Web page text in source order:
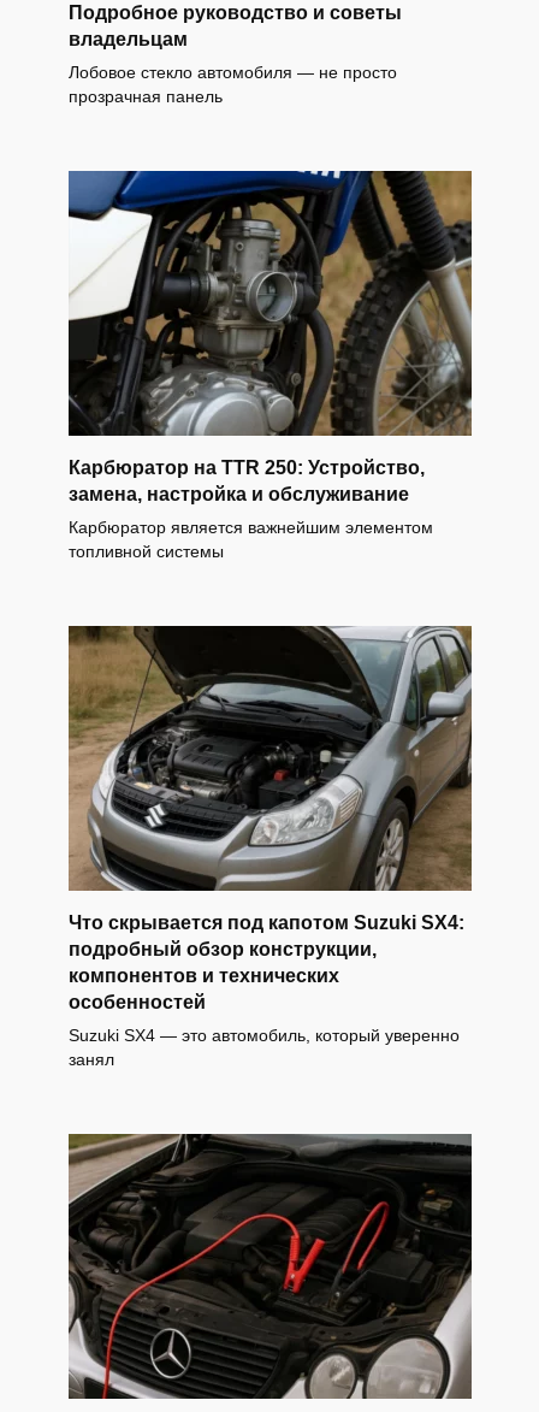
Подробное руководство и советы
владельцам
Лобовое стекло автомобиля — не просто
прозрачная панель
Карбюратор на TTR 250: Устройство,
замена, настройка и обслуживание
Карбюратор является важнейшим элементом
топливной системы
Что скрывается под капотом Suzuki SX4:
подробный обзор конструкции,
компонентов и технических
особенностей
Suzuki SX4 — это автомобиль, который уверенно
занял